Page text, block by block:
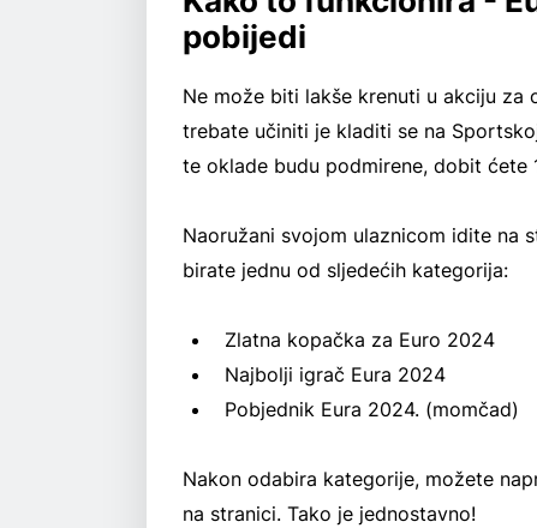
pobijedi
Ne može biti lakše krenuti u akciju za
trebate učiniti je kladiti se na
te oklade budu podmirene, dobit ćete
Naoružani svojom ulaznicom idite na
birate jednu od sljedećih kategorija:
Zlatna kopačka za Euro 2024
Najbolji igrač Eura 2024
Pobjednik Eura 2024. (momčad)
Nakon odabira kategorije, možete
na stranici. Tako je jednostavno!